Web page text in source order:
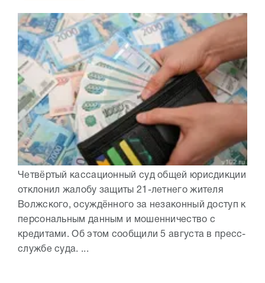
Четвёртый кассационный суд общей юрисдикции
отклонил жалобу защиты 21-летнего жителя
Волжского, осуждённого за незаконный доступ к
персональным данным и мошенничество с
кредитами. Об этом сообщили 5 августа в пресс-
службе суда. ...